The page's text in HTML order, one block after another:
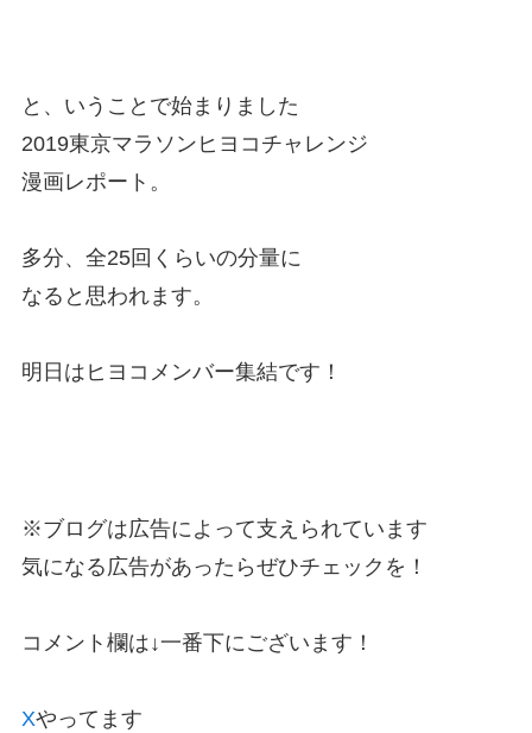
と、いうことで始まりました
2019東京マラソンヒヨコチャレンジ
漫画レポート。
多分、全25回くらいの分量に
なると思われます。
明日はヒヨコメンバー集結です！
※ブログは広告によって支えられています
気になる広告があったらぜひチェックを！
コメント欄は↓一番下にございます！
Xやってます